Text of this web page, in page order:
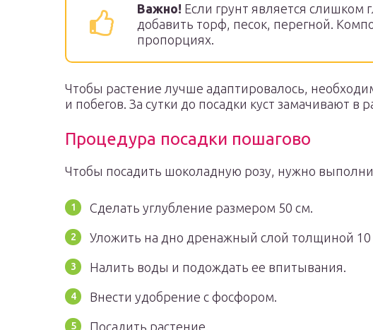
Важно! Если грунт является слишком
добавить торф, песок, перегной.
пропорциях.
Чтобы растение лучше адаптировалось,
и побегов. За сутки до посадки куст замачивают в
Процедура посадки пошагово
Чтобы посадить шоколадную розу, нужно
Сделать углубление размером 50 см.
Уложить на дно дренажный слой толщиной 10
Налить воды и подождать ее впитывания.
Внести удобрение с фосфором.
Посадить растение.